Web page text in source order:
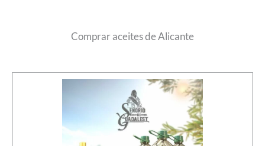
Comprar aceites de Alicante